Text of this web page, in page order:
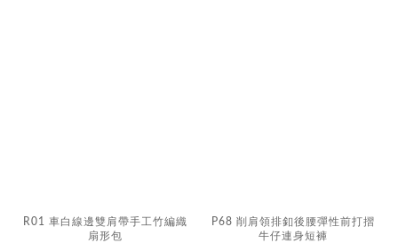
R01 車白線邊雙肩帶手工竹編織
扇形包
P68 削肩領排釦後腰彈性前打摺
牛仔連身短褲